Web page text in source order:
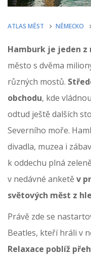
ATLAS MĚST NĚMECKO
Hamburk je jeden z
město s dvěma
různých mostů.
obchodu, kde
odtud ještě dalších
Severního moře.
divadla, muzea i
k oddechu plná
v nedávné anketě v
světových měst z
Právě zde se
Beatles, kteří hráli v
Relaxace poblíž